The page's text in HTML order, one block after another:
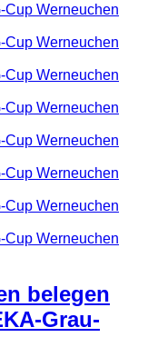
Cup Werneuchen
Cup Werneuchen
Cup Werneuchen
Cup Werneuchen
Cup Werneuchen
Cup Werneuchen
Cup Werneuchen
Cup Werneuchen
belegen
Grau-